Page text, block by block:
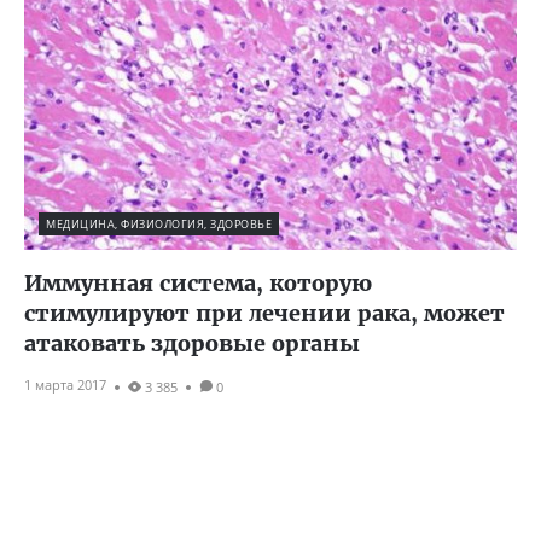
МЕДИЦИНА, ФИЗИОЛОГИЯ, ЗДОРОВЬЕ
Иммунная система, которую
стимулируют при лечении рака, может
атаковать здоровые органы
1 марта 2017 3 385 0